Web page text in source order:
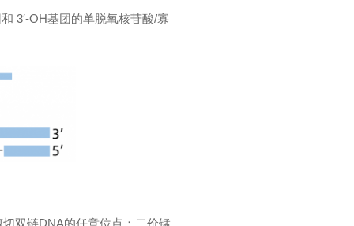
3′-OH基团的单脱氧核苷酸/寡
双链DNA的任意位点；二价锰